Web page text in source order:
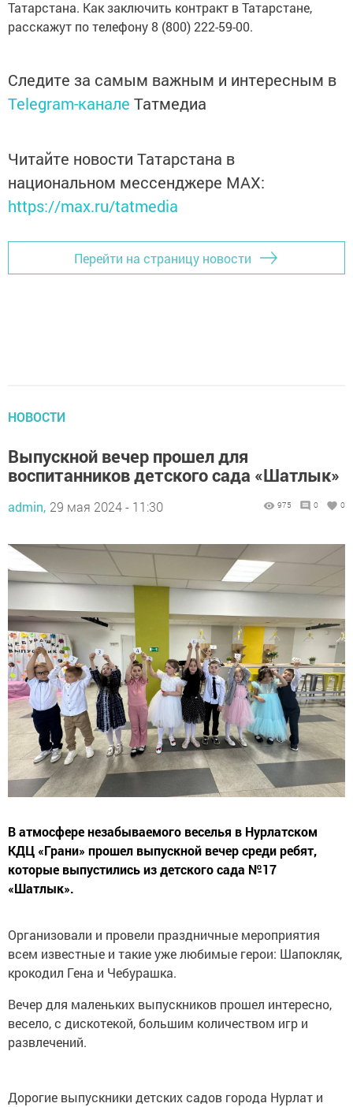
Татарстана. Как заключить контракт в Татарстане,
расскажут по телефону 8 (800) 222-59-00.
Следите за самым важным и интересным в
Telegram-канале Татмедиа
Читайте новости Татарстана в
национальном мессенджере MАХ:
https://max.ru/tatmedia
Перейти на страницу новости
НОВОСТИ
Выпускной вечер прошел для
воспитанников детского сада «Шатлык»
admin, 29 мая 2024 - 11:30 975 0 0
В атмосфере незабываемого веселья в Нурлатском
КДЦ «Грани» прошел выпускной вечер среди ребят,
которые выпустились из детского сада №17
«Шатлык».
Организовали и провели праздничные мероприятия
всем известные и такие уже любимые герои: Шапокляк,
крокодил Гена и Чебурашка.
Вечер для маленьких выпускников прошел интересно,
весело, с дискотекой, большим количеством игр и
развлечений.
Дорогие выпускники детских садов города Нурлат и